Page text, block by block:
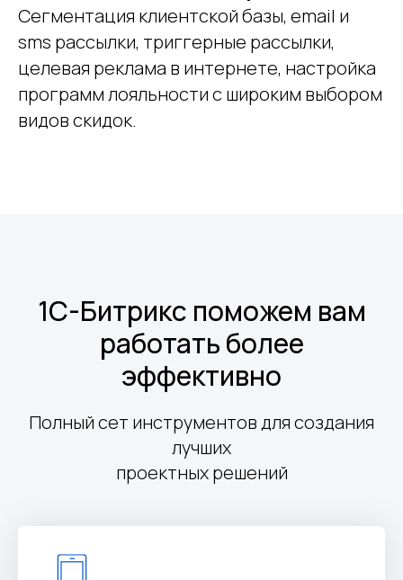
Сегментация клиентской базы, email и
sms рассылки, триггерные рассылки,
целевая реклама в интернете, настройка
программ лояльности с широким выбором
видов скидок.
1С-Битрикс поможем вам
работать более
эффективно
Полный сет инструментов для создания
лучших
проектных решений